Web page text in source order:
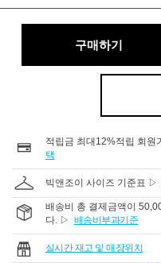
구매하기
적립금 최대12%적립 회
택
빅앤조이 사이즈 기준표 ▷
배송비 총 결제금액이
다. ▷ 배송비부과기준
실시간 재고 및 매장위치